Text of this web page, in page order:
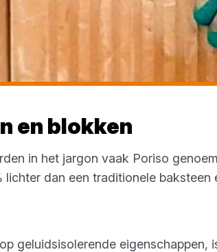
en blokken
in het jargon vaak Poriso
lichter dan een traditionele
geluidsisolerende eigenschappen,